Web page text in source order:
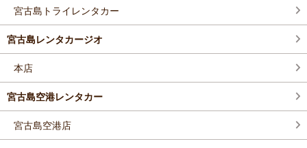
宮古島トライレンタカー
宮古島レンタカージオ
本店
宮古島空港レンタカー
宮古島空港店